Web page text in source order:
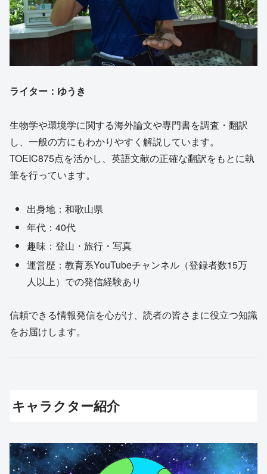
ライター：ゆうき
生物学や環境学に関する海外論文や専門書を調査・翻訳
し、一般の方にもわかりやすく解説しています。
TOEIC875点を活かし、英語文献の正確な翻訳をもとに執
筆を行っています。
出身地：和歌山県
年代：40代
趣味：登山・旅行・写真
運営歴：教育系YouTubeチャンネル（登録者数15万
人以上）での発信経験あり
信頼できる情報発信を心がけ、読者の皆さまに役立つ知識
をお届けします。
キャラクター紹介